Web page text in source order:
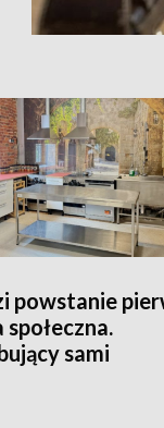
powstanie
społeczna.
sami